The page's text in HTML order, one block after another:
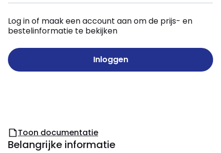
Log in of maak een account aan om de prijs- en
bestelinformatie te bekijken
Inloggen
Toon documentatie
Belangrijke informatie